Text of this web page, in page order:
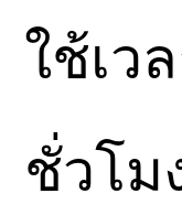
ใช้เว
ชั่วโม